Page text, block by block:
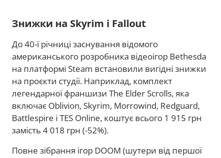
Знижки на Skyrim і Fallout
До 40-ї річниці заснування відомого
американського розробника відеоігор Bethesda
на платформі Steam встановили вигідні знижки
на проєкти студії. Наприклад, комплект
легендарної франшизи The Elder Scrolls, яка
включає Oblivion, Skyrim, Morrowind, Redguard,
Battlespire і TES Online, коштує всього 1 915 грн
замість 4 018 грн (-52%).
Повне зібрання ігор DOOM (шутери від першої